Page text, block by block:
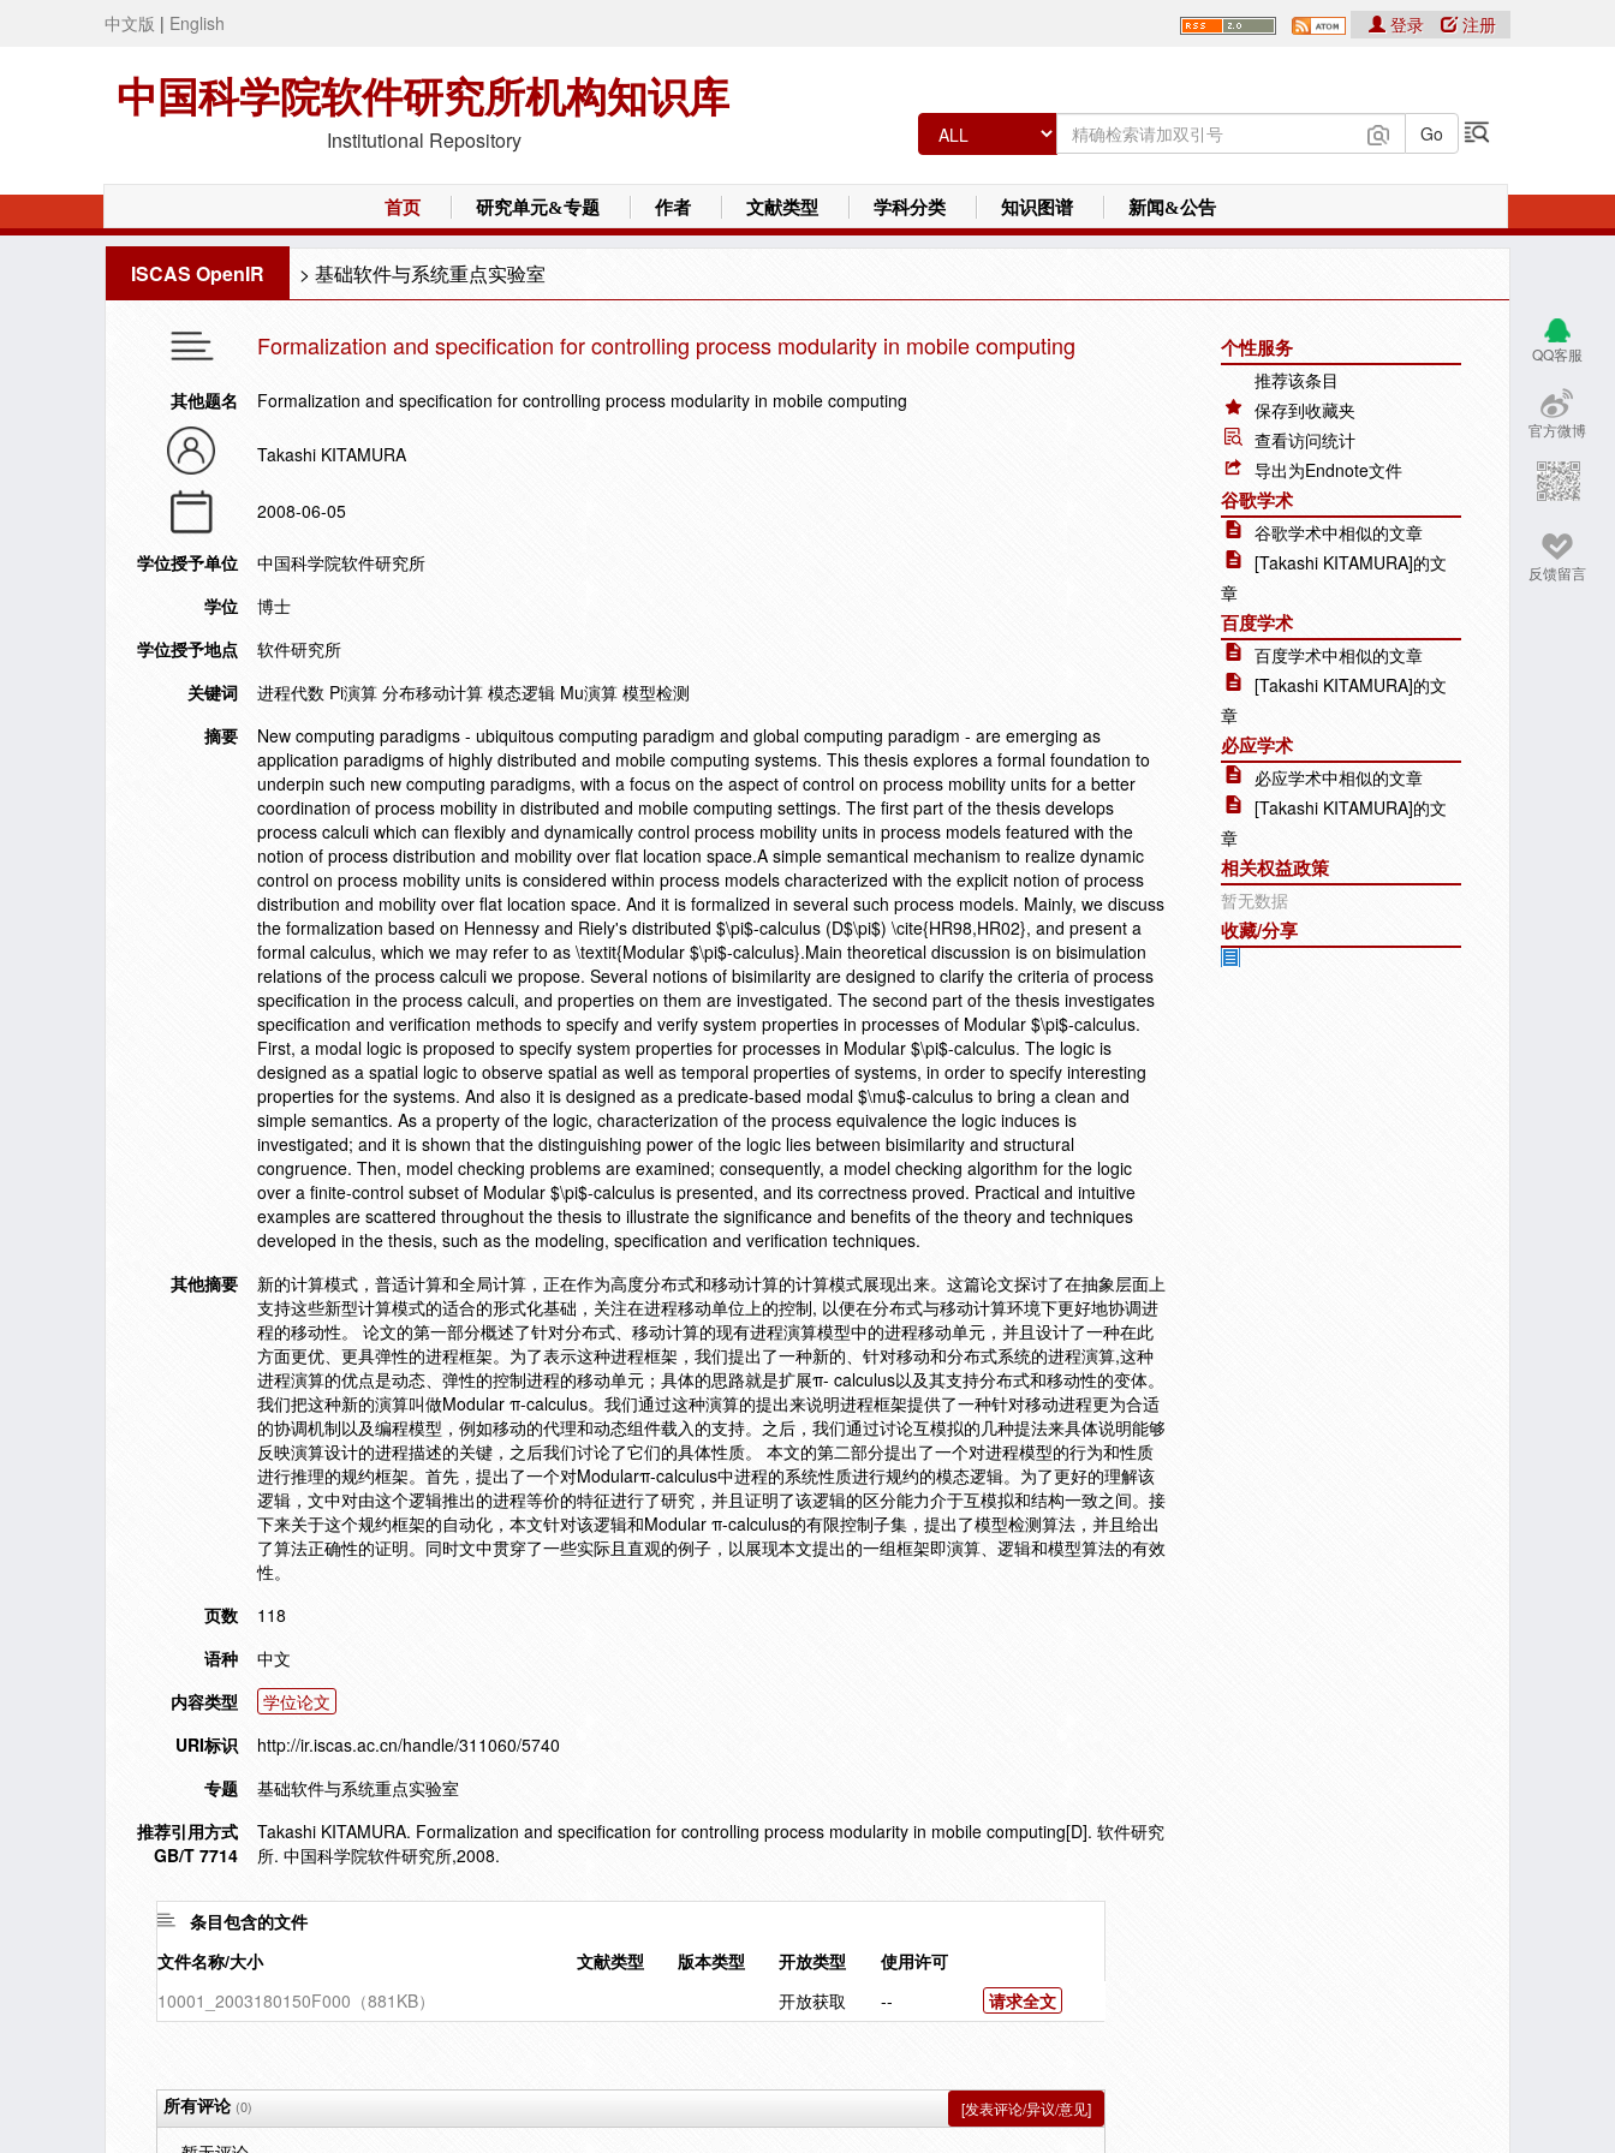
中文版 | English
中国科学院软件研究所机构知识库
Institutional Repository
登录 注册
首页 研究单元&专题 作者 文献类型 学科分类 知识图谱 新闻&公告
ISCAS OpenIR > 基础软件与系统重点实验室
QQ客服
官方微博
反馈留言
Formalization and specification for controlling process modularity in mobile computing
其他题名 Formalization and specification for controlling process modularity in mobile computing
Takashi KITAMURA
2008-06-05
学位授予单位
中国科学院软件研究所
学位
博士
学位授予地点
软件研究所
关键词
进程代数 Pi演算 分布移动计算 模态逻辑 Mu演算 模型检测
摘要
New computing paradigms - ubiquitous computing paradigm and global computing paradigm - are emerging as
application paradigms of highly distributed and mobile computing systems. This thesis explores a formal foundation to
underpin such new computing paradigms, with a focus on the aspect of control on process mobility units for a better
coordination of process mobility in distributed and mobile computing settings. The first part of the thesis develops
process calculi which can flexibly and dynamically control process mobility units in process models featured with the
notion of process distribution and mobility over flat location space.A simple semantical mechanism to realize dynamic
control on process mobility units is considered within process models characterized with the explicit notion of process
distribution and mobility over flat location space. And it is formalized in several such process models. Mainly, we discuss
the formalization based on Hennessy and Riely's distributed $\pi$-calculus (D$\pi$) \cite{HR98,HR02}, and present a
formal calculus, which we may refer to as \textit{Modular $\pi$-calculus}.Main theoretical discussion is on bisimulation
relations of the process calculi we propose. Several notions of bisimilarity are designed to clarify the criteria of process
specification in the process calculi, and properties on them are investigated. The second part of the thesis investigates
specification and verification methods to specify and verify system properties in processes of Modular $\pi$-calculus.
First, a modal logic is proposed to specify system properties for processes in Modular $\pi$-calculus. The logic is
designed as a spatial logic to observe spatial as well as temporal properties of systems, in order to specify interesting
properties for the systems. And also it is designed as a predicate-based modal $\mu$-calculus to bring a clean and
simple semantics. As a property of the logic, characterization of the process equivalence the logic induces is
investigated; and it is shown that the distinguishing power of the logic lies between bisimilarity and structural
congruence. Then, model checking problems are examined; consequently, a model checking algorithm for the logic
over a finite-control subset of Modular $\pi$-calculus is presented, and its correctness proved. Practical and intuitive
examples are scattered throughout the thesis to illustrate the significance and benefits of the theory and techniques
developed in the thesis, such as the modeling, specification and verification techniques.
其他摘要
新的计算模式，普适计算和全局计算，正在作为高度分布式和移动计算的计算模式展现出来。这篇论文探讨了在抽象层面上
支持这些新型计算模式的适合的形式化基础，关注在进程移动单位上的控制, 以便在分布式与移动计算环境下更好地协调进
程的移动性。 论文的第一部分概述了针对分布式、移动计算的现有进程演算模型中的进程移动单元，并且设计了一种在此
方面更优、更具弹性的进程框架。为了表示这种进程框架，我们提出了一种新的、针对移动和分布式系统的进程演算,这种
进程演算的优点是动态、弹性的控制进程的移动单元；具体的思路就是扩展π- calculus以及其支持分布式和移动性的变体。
我们把这种新的演算叫做Modular π-calculus。我们通过这种演算的提出来说明进程框架提供了一种针对移动进程更为合适
的协调机制以及编程模型，例如移动的代理和动态组件载入的支持。之后，我们通过讨论互模拟的几种提法来具体说明能够
反映演算设计的进程描述的关键，之后我们讨论了它们的具体性质。 本文的第二部分提出了一个对进程模型的行为和性质
进行推理的规约框架。首先，提出了一个对Modularπ-calculus中进程的系统性质进行规约的模态逻辑。为了更好的理解该
逻辑，文中对由这个逻辑推出的进程等价的特征进行了研究，并且证明了该逻辑的区分能力介于互模拟和结构一致之间。接
下来关于这个规约框架的自动化，本文针对该逻辑和Modular π-calculus的有限控制子集，提出了模型检测算法，并且给出
了算法正确性的证明。同时文中贯穿了一些实际且直观的例子，以展现本文提出的一组框架即演算、逻辑和模型算法的有效
性。
页数
118
语种
中文
内容类型
学位论文
URI标识
http://ir.iscas.ac.cn/handle/311060/5740
专题
基础软件与系统重点实验室
推荐引用方式
GB/T 7714
Takashi KITAMURA. Formalization and specification for controlling process modularity in mobile computing[D]. 软件研究
所. 中国科学院软件研究所,2008.
条目包含的文件
文件名称/大小
文献类型 版本类型 开放类型
使用许可
10001_2003180150F000（881KB）
开放获取 -- 请求全文
个性服务
推荐该条目
保存到收藏夹
查看访问统计
导出为Endnote文件
谷歌学术
谷歌学术中相似的文章
[Takashi KITAMURA]的文
章
百度学术
百度学术中相似的文章
[Takashi KITAMURA]的文
章
必应学术
必应学术中相似的文章
[Takashi KITAMURA]的文
章
相关权益政策
暂无数据
收藏/分享
所有评论(0) [发表评论/异议/意见]